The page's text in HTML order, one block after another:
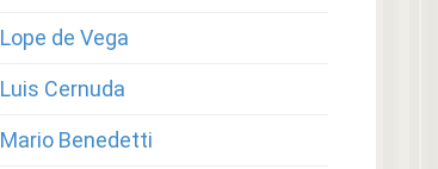
Lope de Vega
Luis Cernuda
Mario Benedetti